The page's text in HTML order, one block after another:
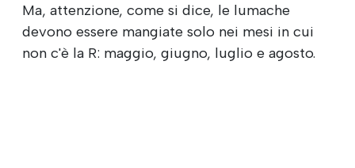
Ma, attenzione, come si dice, le lumache
devono essere mangiate solo nei mesi in cui
non c'è la R: maggio, giugno, luglio e agosto.